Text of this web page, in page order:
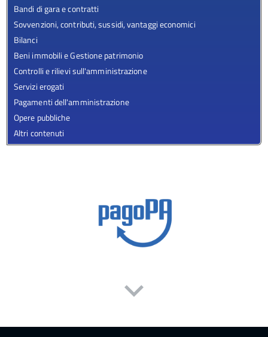
Bandi di gara e contratti
Sovvenzioni, contributi, sussidi, vantaggi economici
Bilanci
Beni immobili e Gestione patrimonio
Controlli e rilievi sull'amministrazione
Servizi erogati
Pagamenti dell'amministrazione
Opere pubbliche
Altri contenuti